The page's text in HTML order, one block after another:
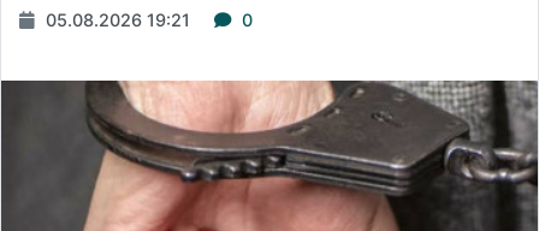
05.08.2026 19:21 0